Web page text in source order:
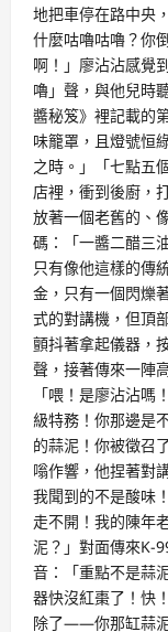
地把車停在路中央
什麼咕嚕咕嚕？你
啊！」廖沾沾感覺
嚕」聲，與他兒時
醬秘笈》裡記載的
味籠罩，且燈號恒
之時。」「七點五
店裡，衝到後廚，
放著一個老舊的、
碼：「一醬二醋三
只有像他這樣的傳
金，只有一個閃爍
式的對講機，但頂
顫抖著拿起儀器，
聲，接著傳來一陣
「喂！是廖沾沾
級特務！你那邊是
的蒜泥！你被徵召
嗡作響，他捏著對
我聞到的不是酸味
走不開！我的陳年
泥？」對面傳來K-
音：「重點不是蒜
器快沒紅棗了！快
除了——你那缸蒜